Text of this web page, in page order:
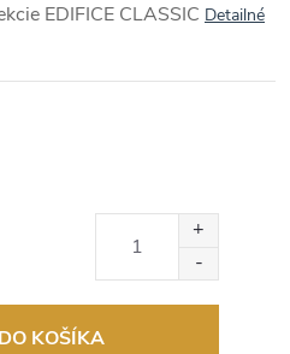
EDIFICE CLASSIC Detailné
KOŠÍKA